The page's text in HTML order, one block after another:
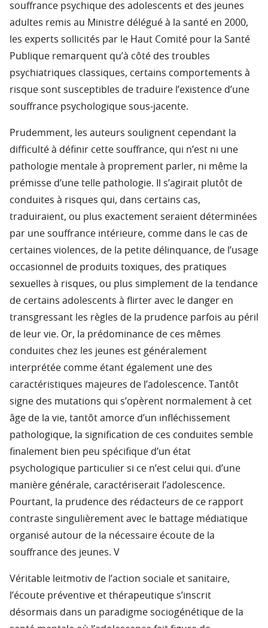
souffrance psychique des adolescents et des jeunes
adultes remis au Ministre délégué à la santé en 2000,
les experts sollicités par le Haut Comité pour la Santé
Publique remarquent qu’à côté des troubles
psychiatriques classiques, certains comportements à
risque sont susceptibles de traduire l’existence d’une
souffrance psychologique sous-jacente.
Prudemment, les auteurs soulignent cependant la
difficulté à définir cette souffrance, qui n’est ni une
pathologie mentale à proprement parler, ni même la
prémisse d’une telle pathologie. Il s’agirait plutôt de
conduites à risques qui, dans certains cas,
traduiraient, ou plus exactement seraient déterminées
par une souffrance intérieure, comme dans le cas de
certaines violences, de la petite délinquance, de l’usage
occasionnel de produits toxiques, des pratiques
sexuelles à risques, ou plus simplement de la tendance
de certains adolescents à flirter avec le danger en
transgressant les règles de la prudence parfois au péril
de leur vie. Or, la prédominance de ces mêmes
conduites chez les jeunes est généralement
interprétée comme étant également une des
caractéristiques majeures de l’adolescence. Tantôt
signe des mutations qui s’opèrent normalement à cet
âge de la vie, tantôt amorce d’un infléchissement
pathologique, la signification de ces conduites semble
finalement bien peu spécifique d’un état
psychologique particulier si ce n’est celui qui. d’une
manière générale, caractériserait l’adolescence.
Pourtant, la prudence des rédacteurs de ce rapport
contraste singulièrement avec le battage médiatique
organisé autour de la nécessaire écoute de la
souffrance des jeunes. V
Véritable leitmotiv de l’action sociale et sanitaire,
l’écoute préventive et thérapeutique s’inscrit
désormais dans un paradigme sociogénétique de la